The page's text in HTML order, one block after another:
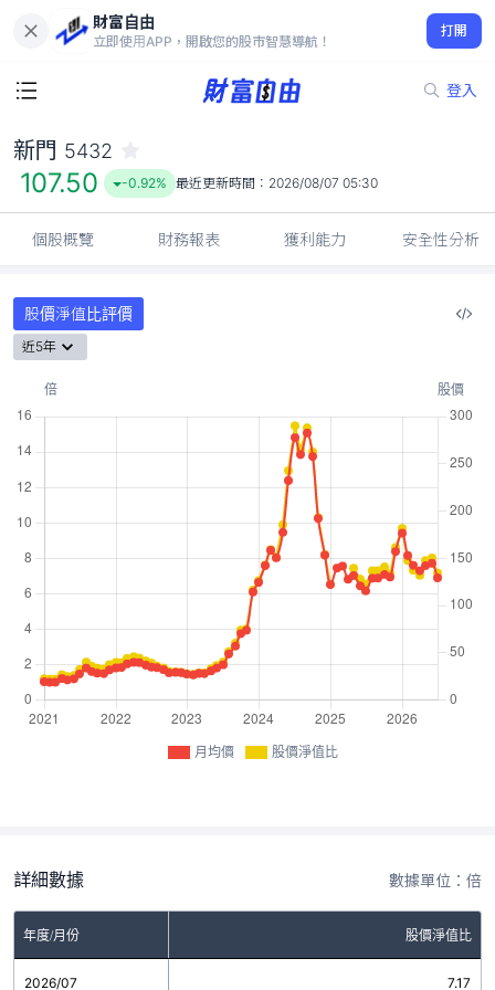
財富自由
立即使用APP，開啟您的股市智慧導航！
打開
登入
107.50
-0.92%
新門 5432
107.50 -0.92% 最近更新時間： 2026/08/07 05:30
個股概覽 財務報表 獲利能力 安全性分析
股價淨值比評價
近5年
月均價 股價淨值比
詳細數據 數據單位：倍
年度/月份 股價淨值比
2026/07 7.17